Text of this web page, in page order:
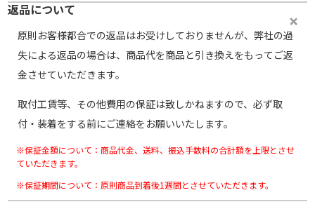
返品について
原則お客様都合での返品はお受けしておりませんが、弊社の過
失による返品の場合は、商品代を商品と引き換えをもってご返
金させていただきます。
取付工賃等、その他費用の保証は致しかねますので、必ず取
付・装着をする前にご連絡をお願いいたします。
※保証金額について：商品代金、送料、振込手数料の合計額を上限とさせ
ていただきます。
※保証期間について：原則商品到着後1週間とさせていただきます。